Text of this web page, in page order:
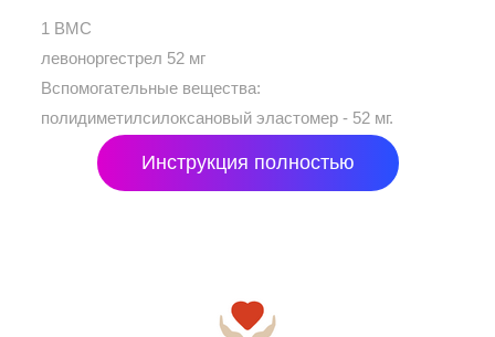
1 ВМС
левоноргестрел 52 мг
Вспомогательные вещества:
полидиметилсилоксановый эластомер - 52 мг.
Инструкция полностью